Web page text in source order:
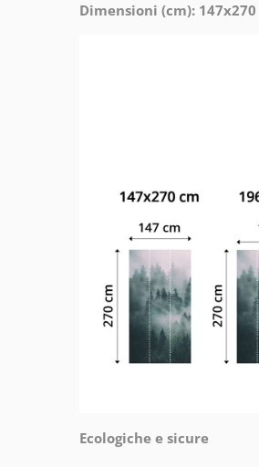
Dimensioni (cm): 147x270
Ecologiche e sicure